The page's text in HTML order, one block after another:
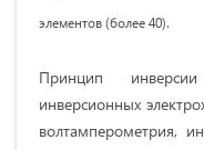
элементов (более 40).
Принцип
инверсионных
волтамперометрия,